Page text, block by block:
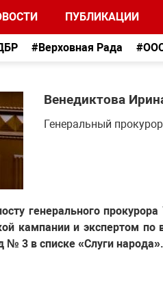
ПУБЛИКАЦИИ
#Верховная Рада
Венедиктова
Генеральный
генерального
кампании и экспертом
3 в списке «Слуги народа».